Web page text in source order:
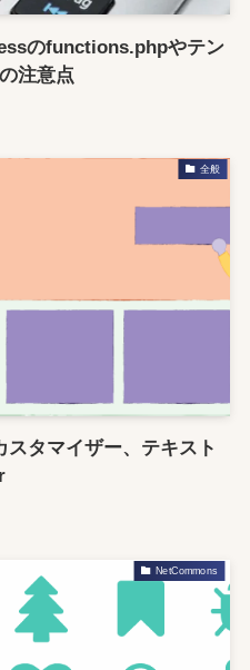
のfunctions.phpやテン
注意点
全般
タマイザー、テキスト
NetCommons